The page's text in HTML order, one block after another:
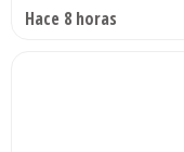
Hace 8 horas